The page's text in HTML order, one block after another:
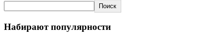
Поиск
Набирают популярности